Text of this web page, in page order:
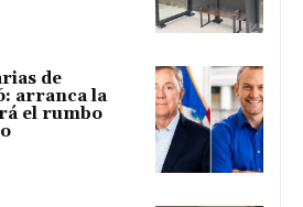
de
arranca la
el rumbo